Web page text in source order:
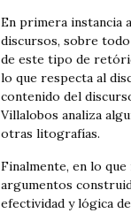
En primera instancia
discursos, sobre
de este tipo de
lo que respecta al
contenido del
Villalobos analiza
otras litografías.
Finalmente, en lo
argumentos
efectividad y lógica